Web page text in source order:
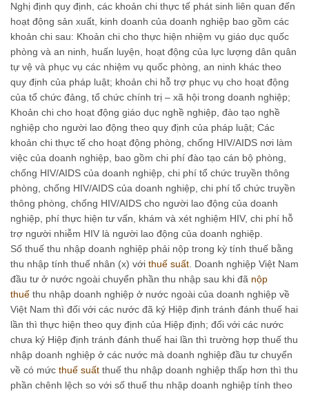
Nghị định quy định, các khoản chi thực tế phát sinh liên quan đến
hoạt động sản xuất, kinh doanh của doanh nghiệp bao gồm các
khoản chi sau: Khoản chi cho thực hiện nhiệm vụ giáo dục quốc
phòng và an ninh, huấn luyện, hoạt động của lực lượng dân quân
tự vệ và phục vụ các nhiệm vụ quốc phòng, an ninh khác theo
quy định của pháp luật; khoản chi hỗ trợ phục vụ cho hoạt động
của tổ chức đảng, tổ chức chính trị – xã hội trong doanh nghiệp;
Khoản chi cho hoạt động giáo dục nghề nghiệp, đào tạo nghề
nghiệp cho người lao động theo quy định của pháp luật; Các
khoản chi thực tế cho hoạt động phòng, chống HIV/AIDS nơi làm
việc của doanh nghiệp, bao gồm chi phí đào tạo cán bộ phòng,
chống HIV/AIDS của doanh nghiệp, chi phí tổ chức truyền thông
phòng, chống HIV/AIDS của doanh nghiệp, chi phí tổ chức truyền
thông phòng, chống HIV/AIDS cho người lao động của doanh
nghiệp, phí thực hiện tư vấn, khám và xét nghiệm HIV, chi phí hỗ
trợ người nhiễm HIV là người lao động của doanh nghiệp.
Số thuế thu nhập doanh nghiệp phải nộp trong kỳ tính thuế bằng
thu nhập tính thuế nhân (x) với thuế suất . Doanh nghiệp Việt Nam
đầu tư ở nước ngoài chuyển phần thu nhập sau khi đã nộp
thuế thu nhập doanh nghiệp ở nước ngoài của doanh nghiệp về
Việt Nam thì đối với các nước đã ký Hiệp định tránh đánh thuế hai
lần thì thực hiện theo quy định của Hiệp định; đối với các nước
chưa ký Hiệp định tránh đánh thuế hai lần thì trường hợp thuế thu
nhập doanh nghiệp ở các nước mà doanh nghiệp đầu tư chuyển
về có mức thuế suất thuế thu nhập doanh nghiệp thấp hơn thì thu
phần chênh lệch so với số thuế thu nhập doanh nghiệp tính theo